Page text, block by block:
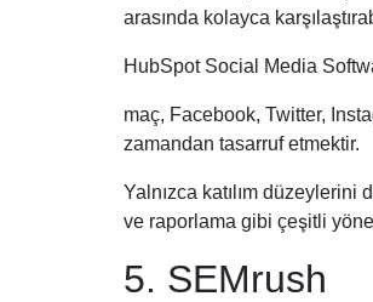
arasında kolayca
HubSpot Social Media
maç, Facebook, Twitter,
zamandan tasarruf etmektir.
Yalnızca katılım
ve raporlama gibi çeşitli
5. SEMrush